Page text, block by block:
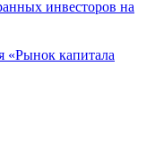
инвестиций в
инвесторов на
капитала